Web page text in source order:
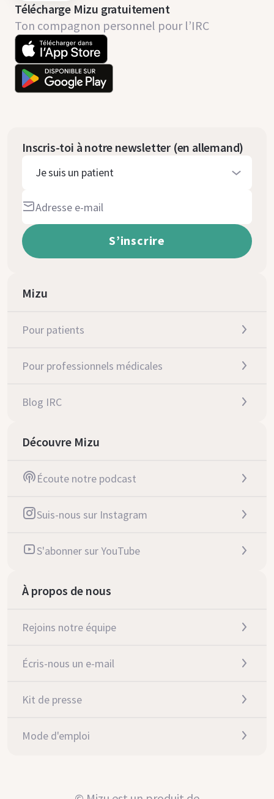
Télécharge Mizu gratuitement
Ton compagnon personnel pour l’IRC
Inscris-toi à notre newsletter (en allemand)
Je suis un patient
Mizu
Pour patients
Pour professionnels médicales
Blog IRC
Découvre Mizu
Écoute notre podcast
Suis-nous sur Instagram
S'abonner sur YouTube
À propos de nous
Rejoins notre équipe
Écris-nous un e-mail
Kit de presse
Mode d'emploi